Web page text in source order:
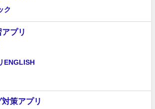
ク
プリ
ENGLISH
策アプリ